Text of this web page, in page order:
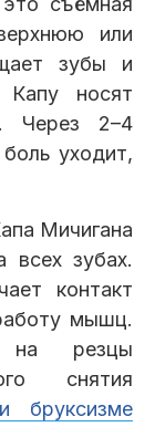
или
зубы и
Капу носят
Через 2–4
уходит,
Мичигана
всех зубах.
контакт
мышц.
на резцы
снятия
бруксизме